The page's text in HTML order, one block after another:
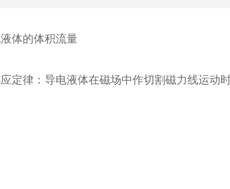
体的体积流量
定律：导电液体在磁场中作切割磁力线运动